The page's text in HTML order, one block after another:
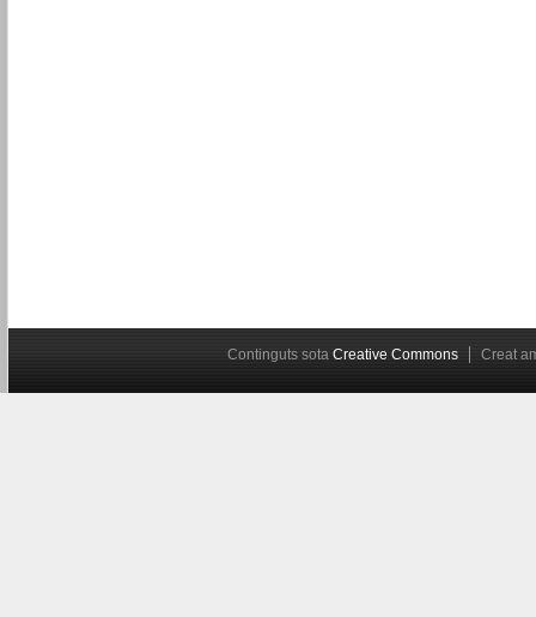
Continguts sota Creative Commons Creat